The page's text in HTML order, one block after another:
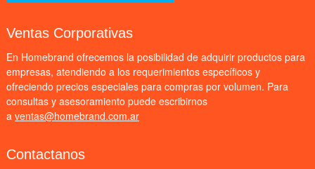
Ventas Corporativas
En Homebrand ofrecemos la posibilidad de adquirir productos para
empresas, atendiendo a los requerimientos específicos y
ofreciendo precios especiales para compras por volumen. Para
consultas y asesoramiento puede escribirnos
a ventas@homebrand.com.ar
Contactanos